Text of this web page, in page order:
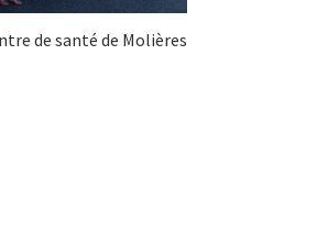
de santé de Molières